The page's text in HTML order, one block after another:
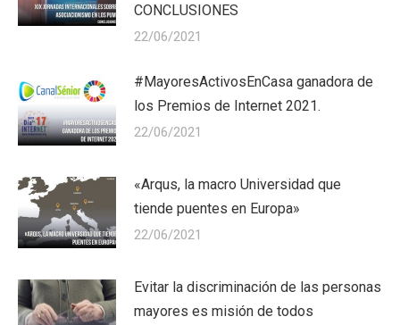
CONCLUSIONES
22/06/2021
#MayoresActivosEnCasa ganadora de
los Premios de Internet 2021.
22/06/2021
«Arqus, la macro Universidad que
tiende puentes en Europa»
22/06/2021
Evitar la discriminación de las personas
mayores es misión de todos